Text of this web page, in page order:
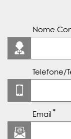
Nome
Telefone/
Email